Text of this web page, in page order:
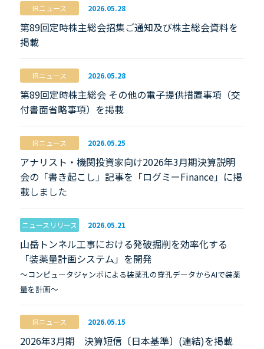
IRニュース 2026.05.28
第89回定時株主総会招集ご通知及び株主総会資料を
掲載
IRニュース 2026.05.28
第89回定時株主総会 その他の電子提供措置事項（交
付書面省略事項）を掲載
IRニュース 2026.05.25
アナリスト・機関投資家向け2026年3月期決算説明
会の「書き起こし」記事を「ログミーFinance」に掲
載しました
ニュースリリース 2026.05.21
山岳トンネル工事における発破掘削を効率化する
「装薬量計画システム」を開発
～コンピュータジャンボによる装薬孔の穿孔データからAIで装薬
量を計画～
IRニュース 2026.05.15
2026年3月期 決算短信〔日本基準〕(連結)を掲載